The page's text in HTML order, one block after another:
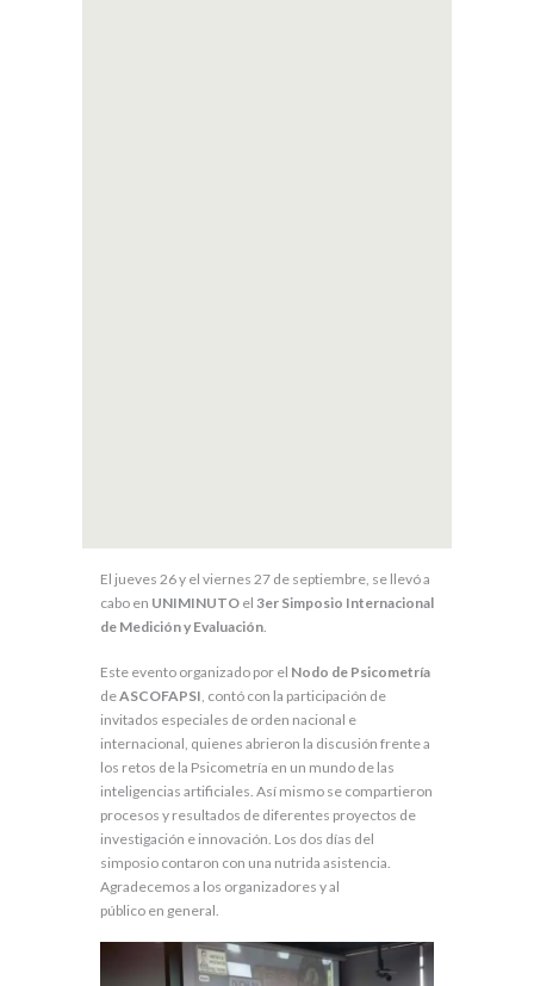
El jueves 26 y el viernes 27 de septiembre, se llevó a
cabo en UNIMINUTO el 3er Simposio Internacional
de Medición y Evaluación
Este evento organizado por el Nodo de Psicometría
deASCOFAPSI , contó con la participación de
invitados especiales de orden nacional e
internacional, quienes abrieron la discusión frente a
los retos de la Psicometría en un mundo de las
inteligencias artificiales. Así mismo se compartieron
procesos y resultados de diferentes proyectos de
investigación e innovación. Los dos días del
simposio contaron con una nutrida asistencia.
Agradecemos a los organizadores y al
público en general.